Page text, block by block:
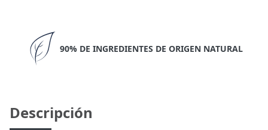
90% DE INGREDIENTES DE ORIGEN NATURAL
Descripción